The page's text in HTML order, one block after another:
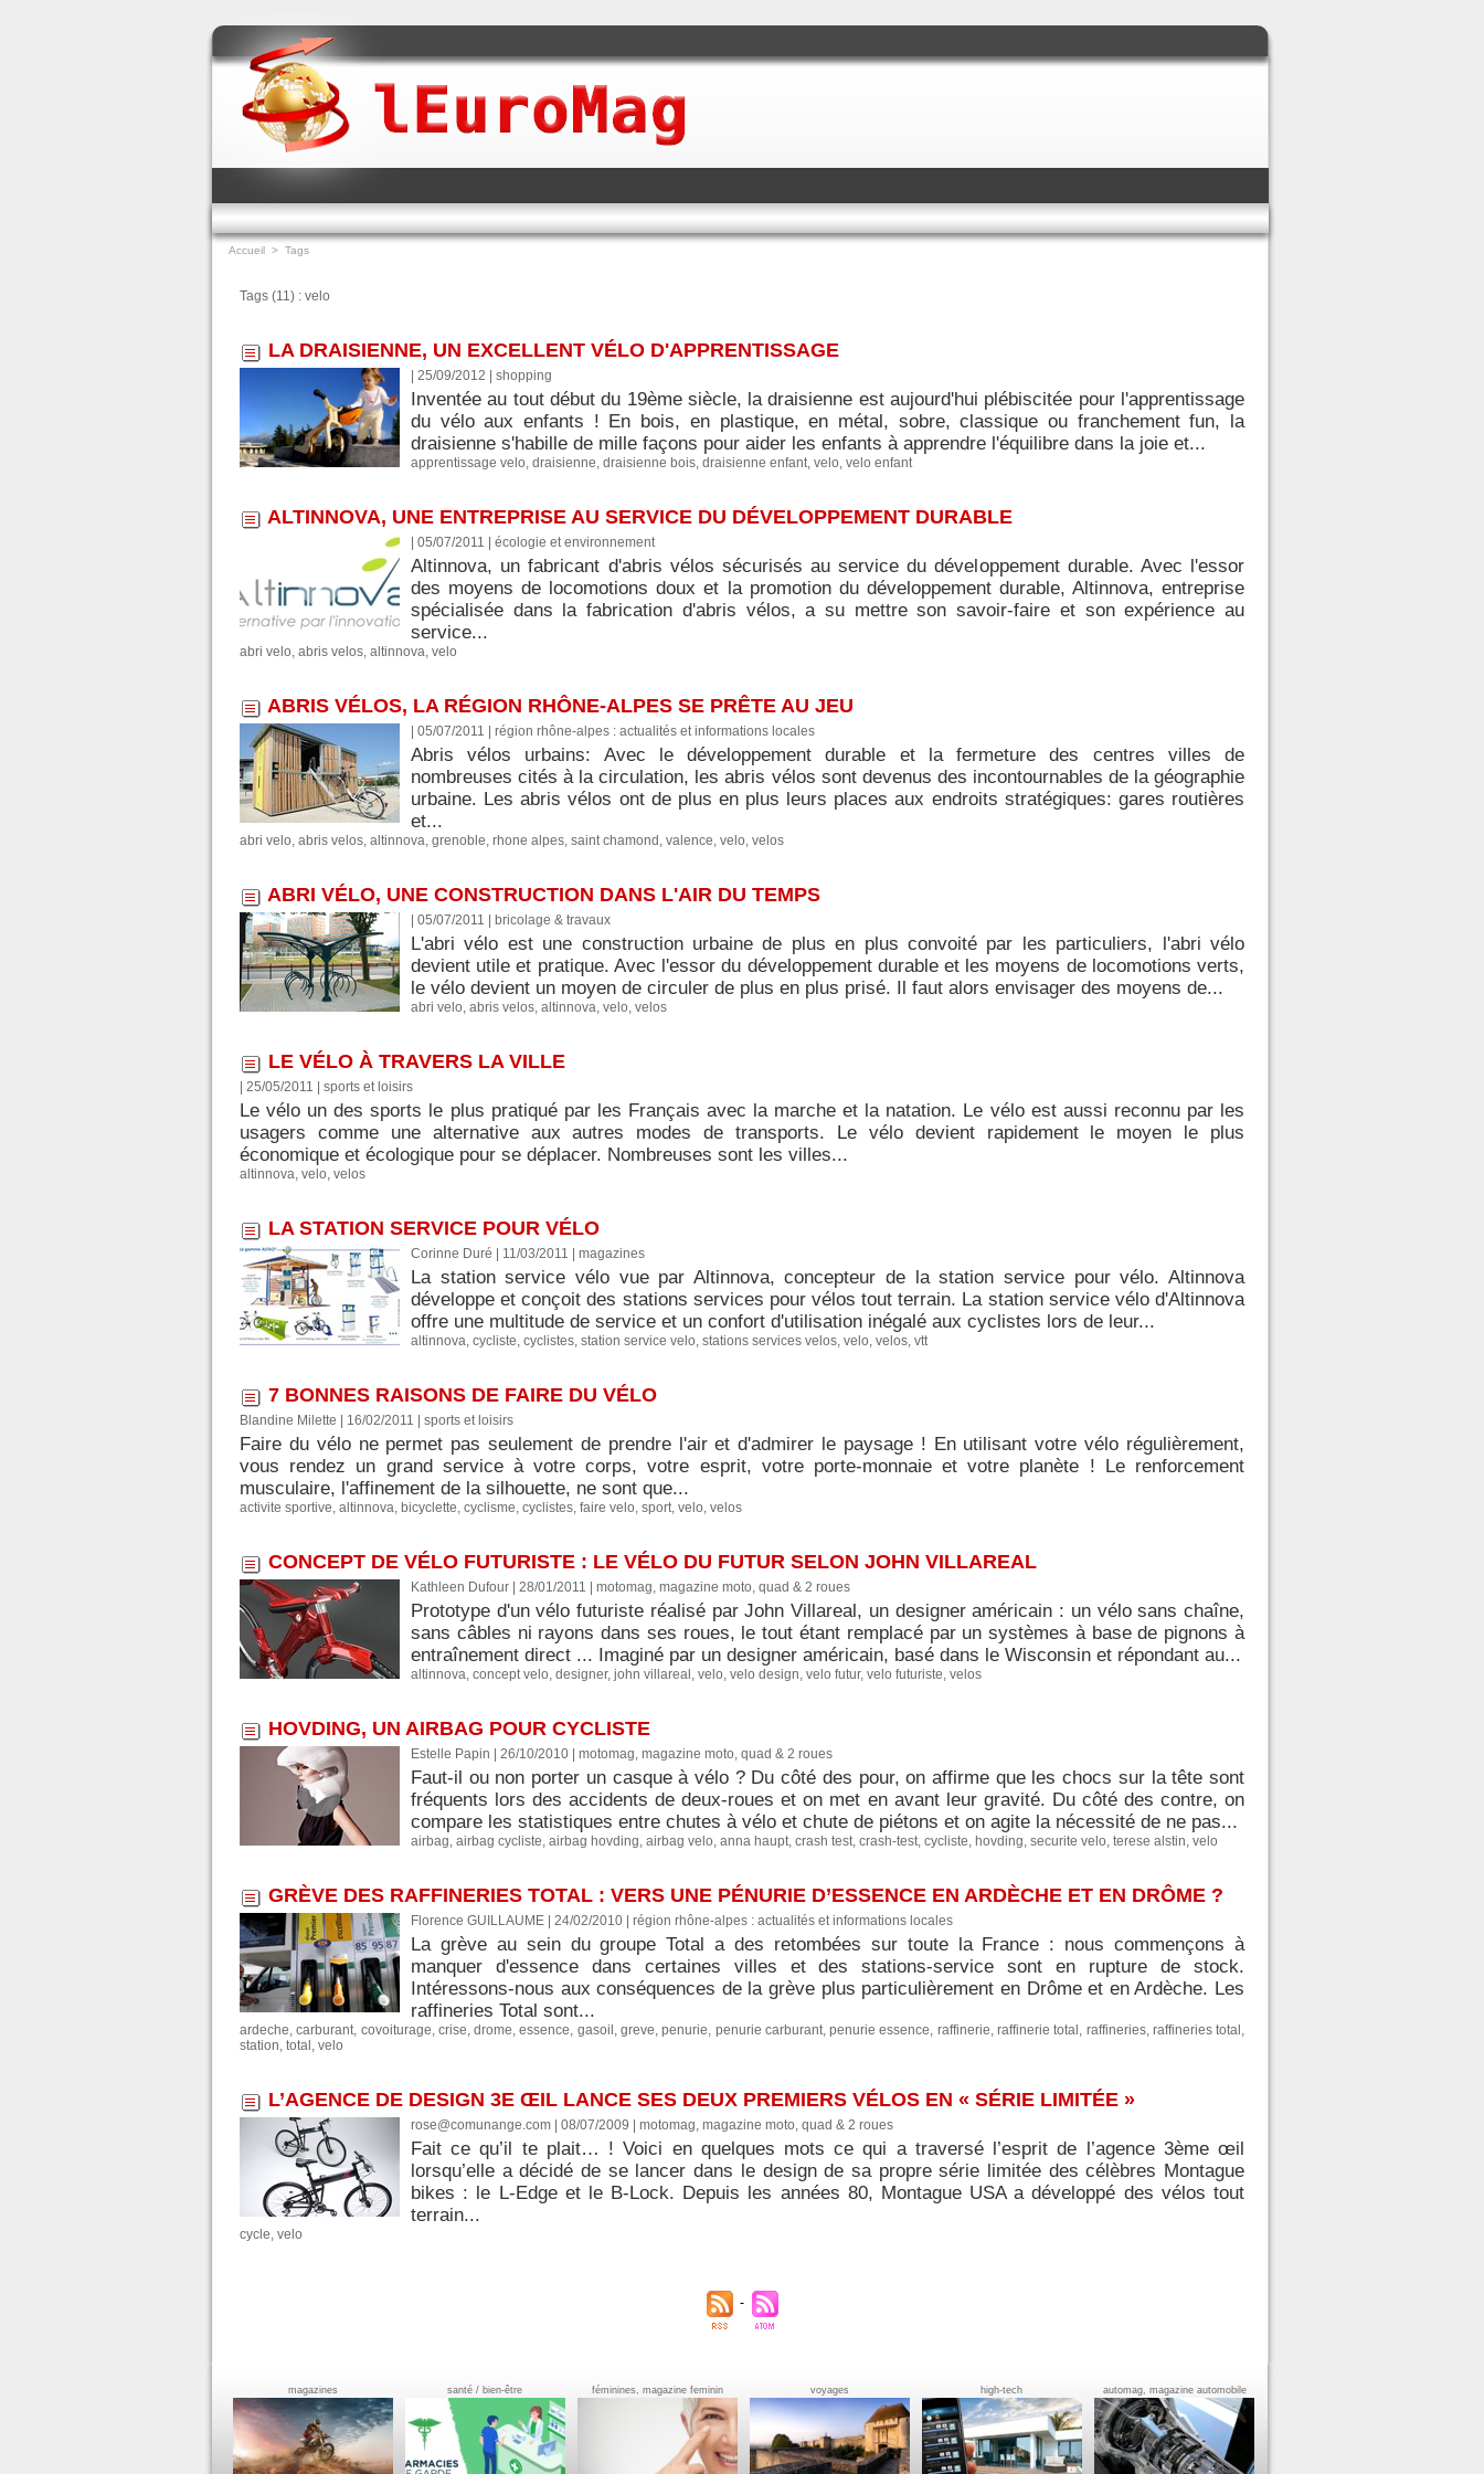
Accueil > Tags
Tags (11) : velo
LA DRAISIENNE, UN EXCELLENT VÉLO D'APPRENTISSAGE
| 25/09/2012 shopping
Inventée au tout début du 19ème siècle, la draisienne est aujourd'hui plébiscitée pour l'apprentissage
du vélo aux enfants ! En bois, en plastique, en métal, sobre, classique ou franchement fun, la
draisienne s'habille de mille façons pour aider les enfants à apprendre l'équilibre dans la joie et...
apprentissage velo, draisienne, draisienne bois, draisienne enfant, velo, velo enfant
ALTINNOVA, UNE ENTREPRISE AU SERVICE DU DÉVELOPPEMENT DURABLE
| 05/07/2011 écologie et environnement
Altinnova, un fabricant d'abris vélos sécurisés au service du développement durable. Avec l'essor
des moyens de locomotions doux et la promotion du développement durable, Altinnova, entreprise
spécialisée dans la fabrication d'abris vélos, a su mettre son savoir-faire et son expérience au
service...
abri velo, abris velos, altinnova, velo
ABRIS VÉLOS, LA RÉGION RHÔNE-ALPES SE PRÊTE AU JEU
| 05/07/2011 région rhône-alpes : actualités et informations locales
Abris vélos urbains: Avec le développement durable et la fermeture des centres villes de
nombreuses cités à la circulation, les abris vélos sont devenus des incontournables de la géographie
urbaine. Les abris vélos ont de plus en plus leurs places aux endroits stratégiques: gares routières
et...
abri velo, abris velos, altinnova, grenoble, rhone alpes, saint chamond , valence, velo, velos
ABRI VÉLO, UNE CONSTRUCTION DANS L'AIR DU TEMPS
| 05/07/2011 bricolage & travaux
L'abri vélo est une construction urbaine de plus en plus convoité par les particuliers, l'abri vélo
devient utile et pratique. Avec l'essor du développement durable et les moyens de locomotions verts,
le vélo devient un moyen de circuler de plus en plus prisé. Il faut alors envisager des moyens de...
abri velo, abris velos, altinnova, velo, velos
LE VÉLO À TRAVERS LA VILLE
| 25/05/2011 sports et loisirs
Le vélo un des sports le plus pratiqué par les Français avec la marche et la natation. Le vélo est aussi reconnu par les
usagers comme une alternative aux autres modes de transports. Le vélo devient rapidement le moyen le plus
économique et écologique pour se déplacer. Nombreuses sont les villes...
altinnova, velo, velos
LA STATION SERVICE POUR VÉLO
Corinne Duré | 11/03/2011 magazines
La station service vélo vue par Altinnova, concepteur de la station service pour vélo. Altinnova
développe et conçoit des stations services pour vélos tout terrain. La station service vélo d'Altinnova
offre une multitude de service et un confort d'utilisation inégalé aux cyclistes lors de leur...
altinnova, cycliste, cyclistes, station service velo, stations services velos, velo, velos, vtt
7 BONNES RAISONS DE FAIRE DU VÉLO
Blandine Milette | 16/02/2011 sports et loisirs
Faire du vélo ne permet pas seulement de prendre l'air et d'admirer le paysage ! En utilisant votre vélo régulièrement,
vous rendez un grand service à votre corps, votre esprit, votre porte-monnaie et votre planète ! Le renforcement
musculaire, l'affinement de la silhouette, ne sont que...
activite sportive, altinnova, bicyclette, cyclisme, cyclistes, faire velo, sport, velo, velos
CONCEPT DE VÉLO FUTURISTE : LE VÉLO DU FUTUR SELON JOHN VILLAREAL
Kathleen Dufour | 28/01/2011 motomag, magazine moto, quad & 2 roues
Prototype d'un vélo futuriste réalisé par John Villareal, un designer américain : un vélo sans chaîne,
sans câbles ni rayons dans ses roues, le tout étant remplacé par un systèmes à base de pignons à
entraînement direct ... Imaginé par un designer américain, basé dans le Wisconsin et répondant au...
altinnova, concept velo, designer, john villareal , velo, velo design, velo futur, velo futuriste, velos
HOVDING, UN AIRBAG POUR CYCLISTE
Estelle Papin | 26/10/2010 motomag, magazine moto, quad & 2 roues
Faut-il ou non porter un casque à vélo ? Du côté des pour, on affirme que les chocs sur la tête sont
fréquents lors des accidents de deux-roues et on met en avant leur gravité. Du côté des contre, on
compare les statistiques entre chutes à vélo et chute de piétons et on agite la nécessité de ne pas...
airbag, airbag cycliste, airbag hovding, airbag velo, anna haupt, crash test, crash-test, cycliste, hovding, securite velo, terese alstin, velo
GRÈVE DES RAFFINERIES TOTAL : VERS UNE PÉNURIE D’ESSENCE EN ARDÈCHE ET EN DRÔME ?
Florence GUILLAUME | 24/02/2010 région rhône-alpes : actualités et informations locales
La grève au sein du groupe Total a des retombées sur toute la France : nous commençons à
manquer d'essence dans certaines villes et des stations-service sont en rupture de stock.
Intéressons-nous aux conséquences de la grève plus particulièrement en Drôme et en Ardèche. Les
raffineries Total sont...
ardeche,carburant, covoiturage, crise,drome,essence, gasoil , greve,penurie, penurie carburant,penurie essence, raffinerie, raffinerie total , raffineries, raffineries total ,
station, total , velo
L’AGENCE DE DESIGN 3E ŒIL LANCE SES DEUX PREMIERS VÉLOS EN « SÉRIE LIMITÉE »
rose@comunange.com | 08/07/2009 motomag, magazine moto, quad & 2 roues
Fait ce qu’il te plait… ! Voici en quelques mots ce qui a traversé l’esprit de l’agence 3ème œil
lorsqu’elle a décidé de se lancer dans le design de sa propre série limitée des célèbres Montague
bikes : le L-Edge et le B-Lock. Depuis les années 80, Montague USA a développé des vélos tout
terrain...
cycle, velo
magazines santé / bien-être féminines, magazine feminin voyages high-tech automag, magazine automobile